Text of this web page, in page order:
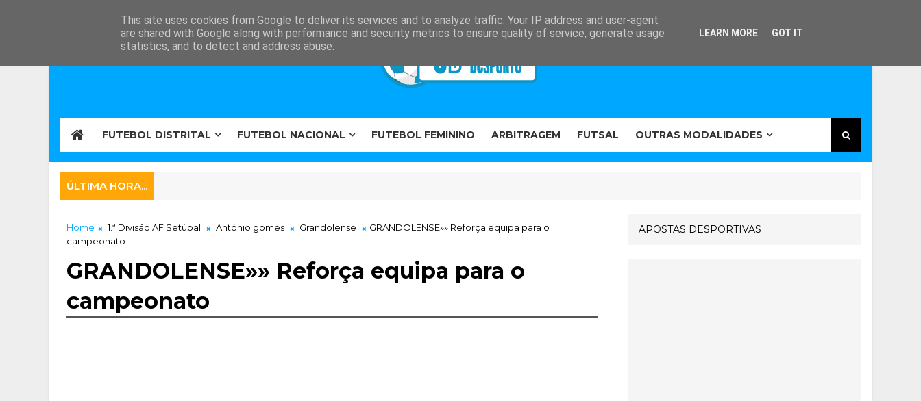
FUTEBOL DISTRITAL FUTEBOL NACIONAL FUTEBOL FEMININO ARBITRAGEM FUTSAL OUTRAS MODALIDADES
ÚLTIMA HORA...
Home 1.ª Divisão AF Setúbal António gomes Grandolense
GRANDOLENSE»» Reforça equipa para o
campeonato
GRANDOLENSE»» Reforça equipa para o
campeonato
APOSTAS DESPORTIVAS
This site uses cookies from Google to deliver its services and to analyze traffic. Your IP address and user-agent
are shared with Google along with performance and security metrics to ensure quality of service, generate usage
statistics, and to detect and address abuse.
LEARN MORE GOT IT